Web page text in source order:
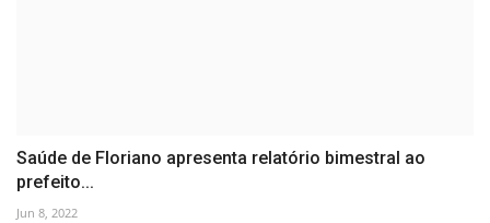
Saúde de Floriano apresenta relatório bimestral ao
prefeito...
Jun 8, 2022